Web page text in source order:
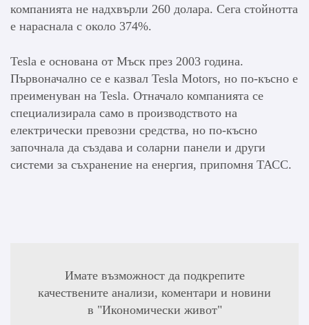
компанията не надхвърли 260 долара. Сега стойнотта
е нараснала с около 374%.
Tesla е основана от Мъск през 2003 година.
Първоначално се е казвал Tesla Motors, но по-късно е
преименуван на Tesla. Отначало компанията се
специализирала само в производството на
електрически превозни средства, но по-късно
започнала да създава и соларни панели и други
системи за съхранение на енергия, припомня ТАСС.
Имате възможност да подкрепите
качествените анализи, коментари и новини
в "Икономически живот"